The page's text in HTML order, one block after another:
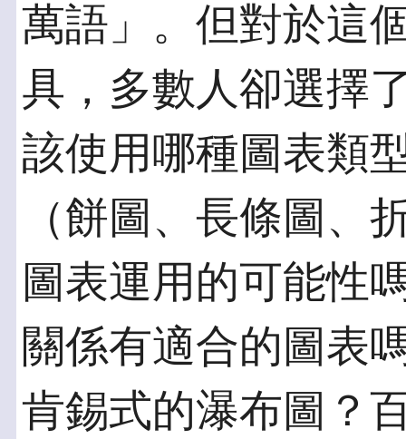
萬語」。但對於這
具，多數人卻選擇
該使用哪種圖表類
（餅圖、長條圖、
圖表運用的可能性
關係有適合的圖表
肯錫式的瀑布圖？